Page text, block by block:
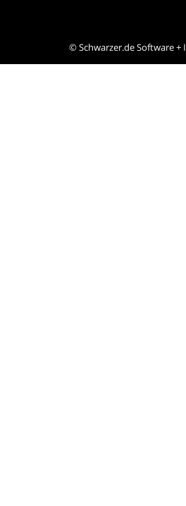
©Schwarzer.de Software